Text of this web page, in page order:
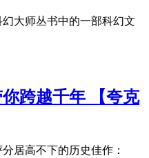
大师丛书中的一部科幻文
跨越千年 【夸克
居高不下的历史佳作：